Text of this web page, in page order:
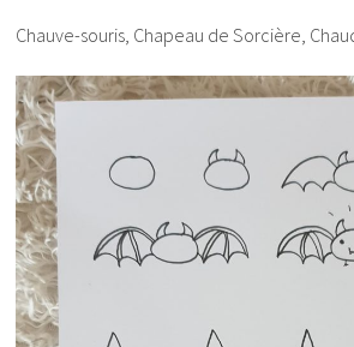
Chauve-souris, Chapeau de Sorcière,